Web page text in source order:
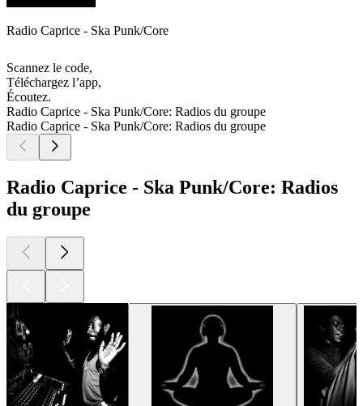
Radio Caprice - Ska Punk/Core
Scannez le code,
Téléchargez l’app,
Écoutez.
Radio Caprice - Ska Punk/Core: Radios du groupe
Radio Caprice - Ska Punk/Core: Radios du groupe
Radio Caprice - Ska Punk/Core: Radios
du groupe